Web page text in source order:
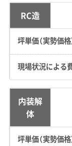
的な街並み
川下流の平
盤が軟弱な
道路事情：
入りにくい
の旧東海道
の安全確
れます。
RC造
内装解
体